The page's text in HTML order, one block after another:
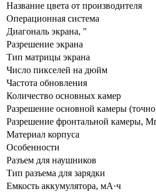
Название цвета от производителя
Операционная система
Диагональ экрана, "
Разрешение экрана
Тип матрицы экрана
Число пикселей на дюйм
Частота обновления
Количество основных камер
Разрешение основной камеры
Разрешение фронтальной камеры,
Материал корпуса
Особенности
Разъем для наушников
Тип разъема для зарядки
Емкость аккумулятора, мА·ч